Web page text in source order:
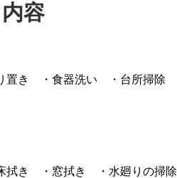
容
置き ・食器洗い ・台所掃除
拭き ・窓拭き ・水廻りの掃除